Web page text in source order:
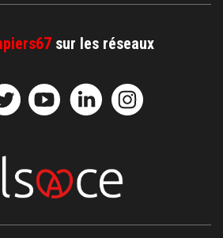
sur les réseaux